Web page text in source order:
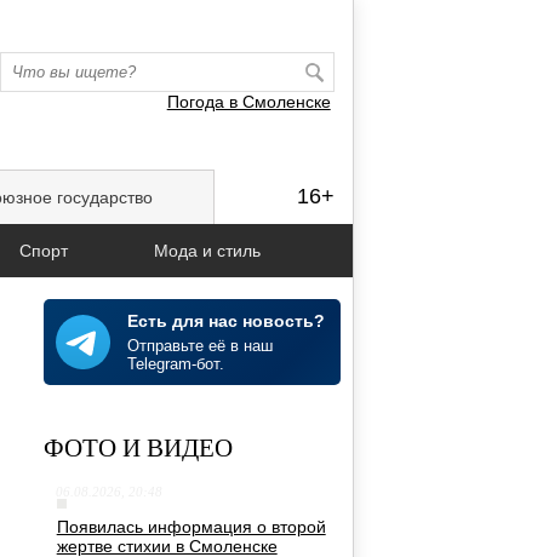
Погода в Смоленске
16+
государство
Спорт Мода и стиль
Есть для нас новость?
Отправьте её в наш
Telegram-бот.
ФОТО И ВИДЕО
Появилась информация о второй
жертве стихии в Смоленске